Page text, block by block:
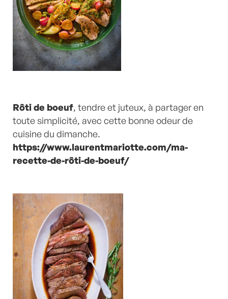
Rôti de boeuf, tendre et juteux, à partager en
toute simplicité, avec cette bonne odeur de
cuisine du dimanche.
https://www.laurentmariotte.com/ma-
recette-de-rôti-de-boeuf/